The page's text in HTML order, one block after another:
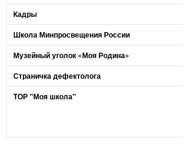
Кадры
Школа Минпросвещения России
Музейный уголок «Моя Родина»
Страничка дефектолога
ТОР "Моя школа"